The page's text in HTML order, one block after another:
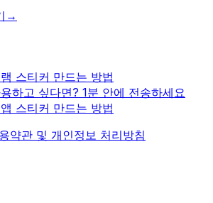
→
스티커 만드는 방법
하고 싶다면? 1분 안에 전송하세요
스티커 만드는 방법
약관 및 개인정보 처리방침